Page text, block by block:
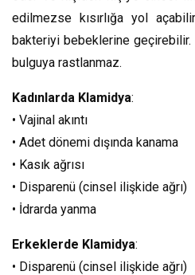
edilmezse kısırlığa yol
bakteriyi bebeklerine
bulguya rastlanmaz.
Kadınlarda Klamidya:
• Vajinal akıntı
• Adet dönemi dışında kanama
• Kasık ağrısı
• Disparenü (cinsel ilişkide ağrı)
• İdrarda yanma
Erkeklerde Klamidya:
• Disparenü (cinsel ilişkide ağrı)